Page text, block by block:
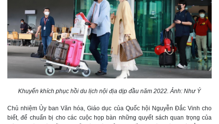
Khuyến khích phục hồi du lịch nội địa dịp đầu năm 2022. Ảnh: Như Ý
Chủ nhiệm Ủy ban Văn hóa, Giáo dục của Quốc hội Nguyễn Đắc Vinh cho
biết, để chuẩn bị cho các cuộc họp bàn những quyết sách quan trọng của